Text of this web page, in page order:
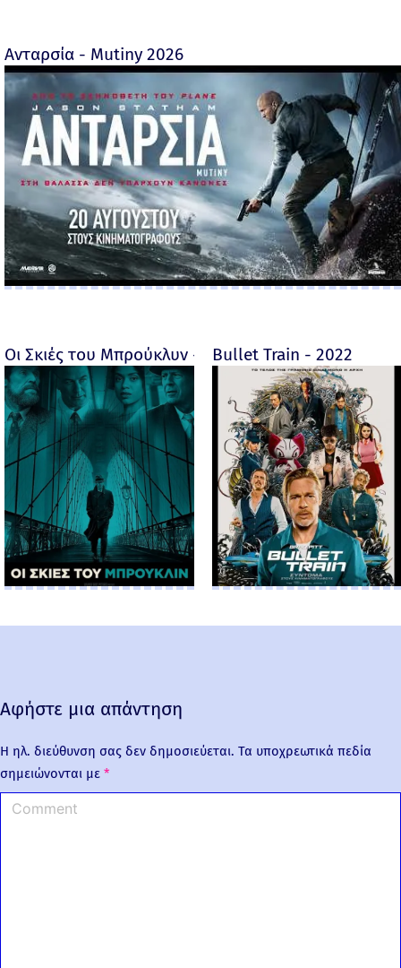
Ανταρσία - Mutiny 2026
Οι Σκιές του Μπρούκλυν - Motherless Brooklyn -
Bullet Train - 2022
Αφήστε μια απάντηση
Η ηλ. διεύθυνση σας δεν δημοσιεύεται. Τα υποχρεωτικά πεδία
σημειώνονται με *